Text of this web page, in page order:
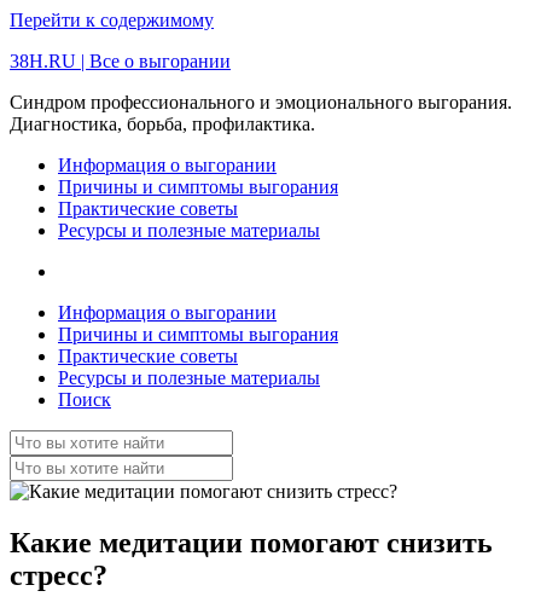
Перейти к содержимому
38H.RU | Все о выгорании
Синдром профессионального и эмоционального выгорания.
Диагностика, борьба, профилактика.
Информация о выгорании
Причины и симптомы выгорания
Практические советы
Ресурсы и полезные материалы
Информация о выгорании
Причины и симптомы выгорания
Практические советы
Ресурсы и полезные материалы
Поиск
Поиск:
Поиск:
Какие медитации помогают снизить
стресс?